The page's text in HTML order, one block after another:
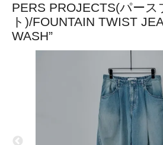
PERS PROJECTS(パース
ト)/FOUNTAIN TWIST
WASH”